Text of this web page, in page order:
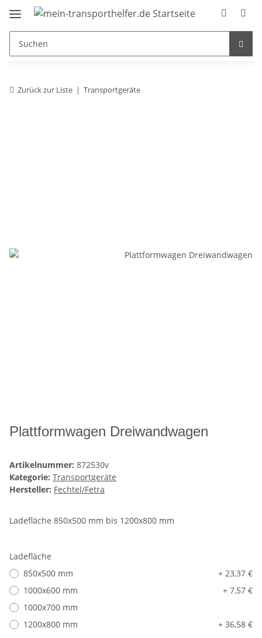
Zurück zur Liste Transportgeräte
Plattformwagen Dreiwandwagen
Artikelnummer: 872530v
Kategorie: Transportgeräte
Hersteller: Fechtel/Fetra
Ladefläche 850x500 mm bis 1200x800 mm
Ladefläche
850x500 mm
+ 23,37 €
1000x600 mm
+ 7,57 €
1000x700 mm
1200x800 mm
+ 36,58 €